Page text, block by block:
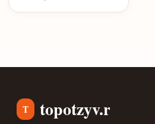
T topotzyv.ru